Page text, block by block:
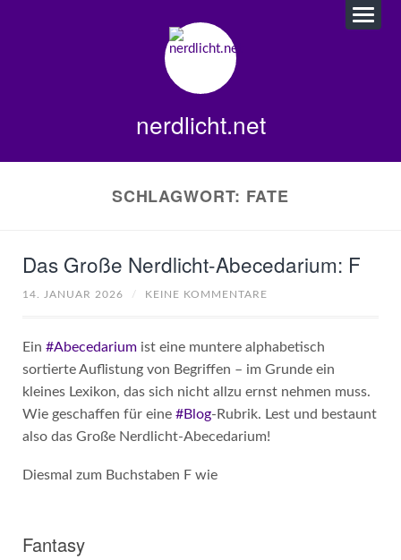
nerdlicht.net
SCHLAGWORT: FATE
Das Große Nerdlicht-Abecedarium: F
14. JANUAR 2026 / KEINE KOMMENTARE
Ein #Abecedariumist eine muntere alphabetisch
sortierte Auflistung von Begriffen – im Grunde ein
kleines Lexikon, das sich nicht allzu ernst nehmen muss.
Wie geschaffen für eine #Blog-Rubrik. Lest und bestaunt
also das Große Nerdlicht-Abecedarium!
Diesmal zum Buchstaben F wie
Fantasy